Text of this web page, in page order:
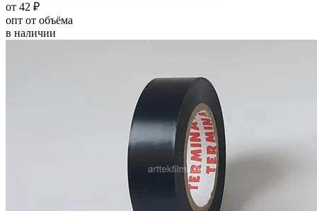
от 42 ₽
опт от объёма
в наличии